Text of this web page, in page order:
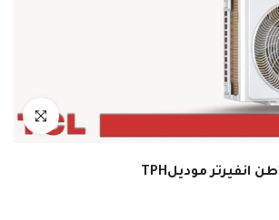
انقر للتكبير